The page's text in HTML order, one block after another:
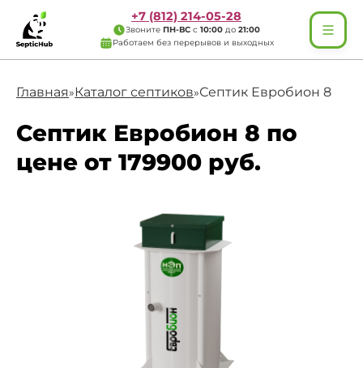
+7 (812) 214-05-28
Звоните ПН-ВС с 10:00 до 21:00
Работаем без перерывов и выходных
Главная»Каталог септиков»Септик Евробион 8
Септик Евробион 8 по
цене от 179900 руб.